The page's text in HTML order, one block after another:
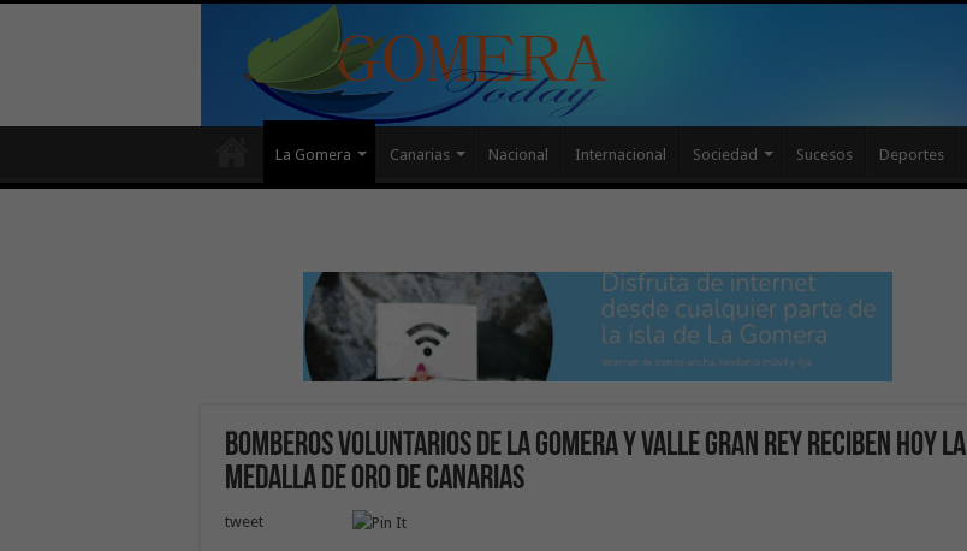
La Gomera Canarias Nacional Internacional Sociedad Sucesos Deportes
Bomberos Voluntarios de La Gomera y Valle Gran Rey reciben hoy la
Medalla de Oro de Canarias
tweet